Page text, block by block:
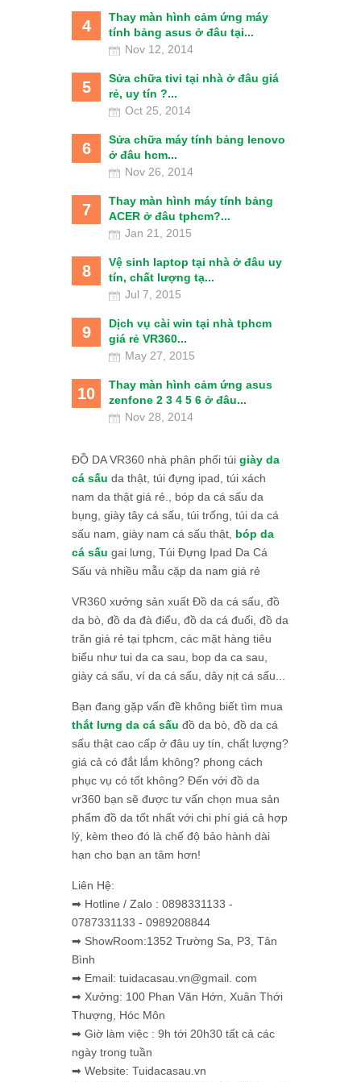
4
Thay màn hình cảm ứng máy
tính bảng asus ở đâu tại...
Nov 12, 2014
5
Sửa chữa tivi tại nhà ở đâu giá
rẻ, uy tín ?...
Oct 25, 2014
6
Sửa chữa máy tính bảng lenovo
ở đâu hcm...
Nov 26, 2014
7
Thay màn hình máy tính bảng
ACER ở đâu tphcm?...
Jan 21, 2015
8
Vệ sinh laptop tại nhà ở đâu uy
tín, chất lượng tạ...
Jul 7, 2015
9
Dịch vụ cài win tại nhà tphcm
giá rẻ VR360...
May 27, 2015
10
Thay màn hình cảm ứng asus
zenfone 2 3 4 5 6 ở đâu...
Nov 28, 2014
ĐỒ DA VR360 nhà phân phối túi giày da
cá sấu da thật, túi đựng ipad, túi xách
nam da thật giá rẻ., bóp da cá sấu da
bụng, giày tây cá sấu, túi trống, túi da cá
sấu nam, giày nam cá sấu thật, bóp da
cá sấu gai lưng, Túi Đựng Ipad Da Cá
Sấu và nhiều mẫu cặp da nam giá rẻ
VR360 xưởng sản xuất Đồ da cá sấu, đồ
da bò, đồ da đà điểu, đồ da cá đuối, đồ da
trăn giá rẻ tại tphcm, các mặt hàng tiêu
biểu như tui da ca sau, bop da ca sau,
giày cá sấu, ví da cá sấu, dây nịt cá sấu...
Bạn đang gặp vấn đề không biết tìm mua
thắt lưng da cá sấu đồ da bò, đồ da cá
sấu thật cao cấp ở đâu uy tín, chất lượng?
giá cả có đắt lắm không? phong cách
phục vụ có tốt không? Đến với đồ da
vr360 bạn sẽ được tư vấn chọn mua sản
phẩm đồ da tốt nhất với chi phí giá cả hợp
lý, kèm theo đó là chế độ bảo hành dài
hạn cho bạn an tâm hơn!
Liên Hệ:
➡ Hotline / Zalo : 0898331133 -
0787331133 - 0989208844
➡ ShowRoom:1352 Trường Sa, P3, Tân
Bình
➡ Email: tuidacasau.vn@gmail. com
➡ Xưởng: 100 Phan Văn Hớn, Xuân Thới
Thượng, Hóc Môn
➡ Giờ làm việc : 9h tới 20h30 tất cả các
ngày trong tuần
➡ Website: Tuidacasau.vn